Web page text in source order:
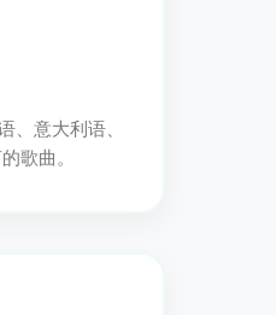
、意大利语、
歌曲。